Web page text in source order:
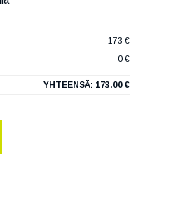
173 €
0 €
YHTEENSÄ: 173.00 €